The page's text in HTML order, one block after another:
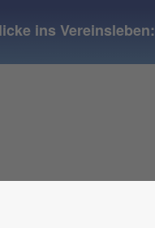
ins Vereinsleben: